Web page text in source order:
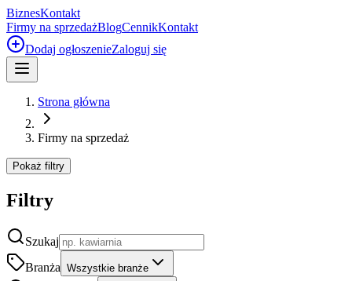
BiznesKontakt
Firmy na sprzedażBlogCennikKontakt
Dodaj ogłoszenieZaloguj się
Strona główna
Firmy na sprzedaż
Pokaż filtry
Filtry
Szukaj
Branża Wszystkie branże